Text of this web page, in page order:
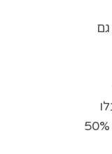
אליהן במלגות הכשרה של עד 50%